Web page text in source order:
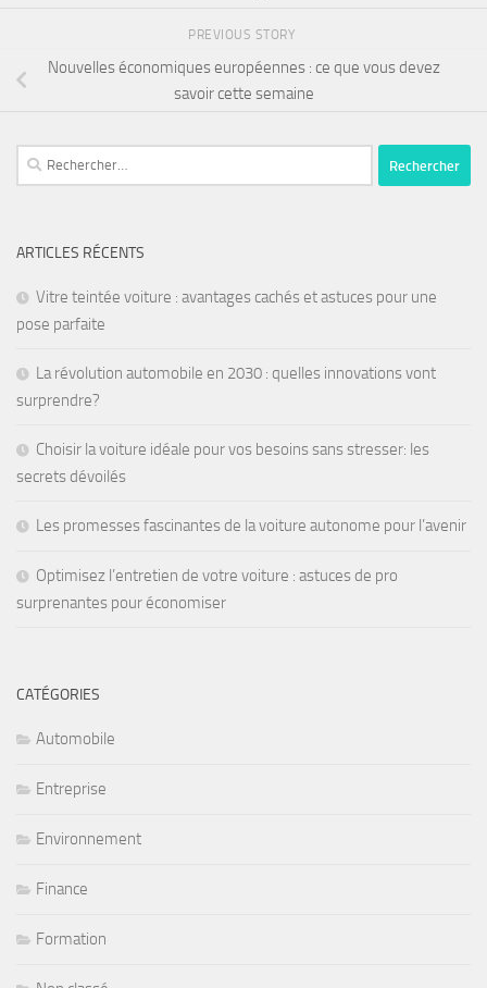
PREVIOUS STORY
Nouvelles économiques européennes : ce que vous devez
savoir cette semaine
ARTICLES RÉCENTS
Vitre teintée voiture : avantages cachés et astuces pour une
pose parfaite
La révolution automobile en 2030 : quelles innovations vont
surprendre?
Choisir la voiture idéale pour vos besoins sans stresser: les
secrets dévoilés
Les promesses fascinantes de la voiture autonome pour l’avenir
Optimisez l’entretien de votre voiture : astuces de pro
surprenantes pour économiser
CATÉGORIES
Automobile
Entreprise
Environnement
Finance
Formation